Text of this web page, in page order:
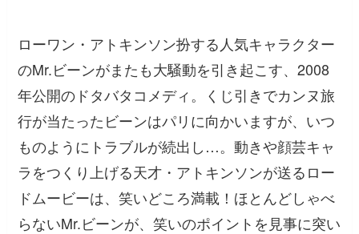
ローワン・アトキンソン扮する人気キャラクター
のMr.ビーンがまたも大騒動を引き起こす、2008
年公開のドタバタコメディ。くじ引きでカンヌ旅
行が当たったビーンはパリに向かいますが、いつ
ものようにトラブルが続出し…。動きや顔芸キャ
ラをつくり上げる天才・アトキンソンが送るロー
ドムービーは、笑いどころ満載！ほとんどしゃべ
らないMr.ビーンが、笑いのポイントを見事に突い